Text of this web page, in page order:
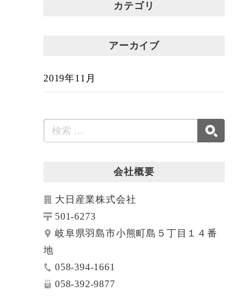
カテゴリ
アーカイブ
2019年11月
会社概要
大日産業株式会社
501-6273
岐阜県羽島市小熊町島５丁目１４番
地
058-394-1661
058-392-9877